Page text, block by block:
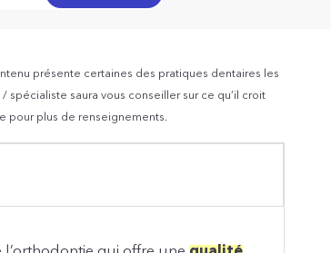
présente certaines des pratiques dentaires les
saura vous conseiller sur ce qu’il croit
pour plus de renseignements.